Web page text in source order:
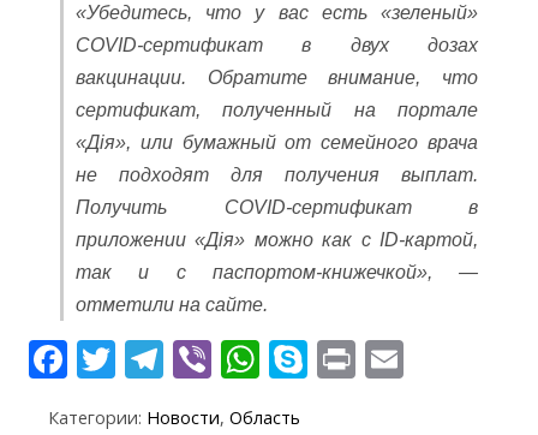
«Убедитесь, что у вас есть «зеленый»
COVID-сертификат в двух дозах
вакцинации. Обратите внимание, что
сертификат, полученный на портале
«Дія», или бумажный от семейного врача
не подходят для получения выплат.
Получить COVID-сертификат в
приложении «Дія» можно как с ID-картой,
так и с паспортом-книжечкой», —
отметили на сайте.
F
ac
T
w
T
el
Vi
b
W
h
S
k
Pr
in
Категории: Новости, Область